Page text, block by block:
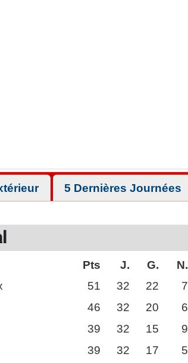
5 Dernières Journées
Pts J. G. N.
51 32 22 7
46 32 20 6
39 32 15 9
39 32 17 5